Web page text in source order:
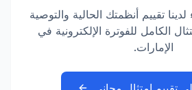
تقييم أنظمتك الحالية والتوصية
الكامل للفوترة الإلكترونية في
الإمارات.